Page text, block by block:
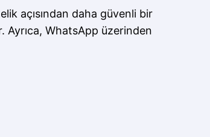
açısından daha güvenli bir
Ayrıca, WhatsApp üzerinden